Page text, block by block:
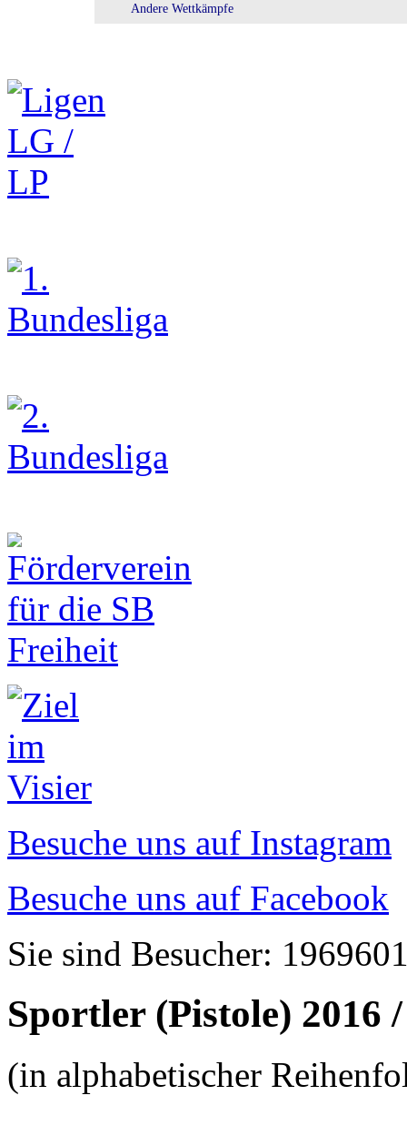
Andere Wettkämpfe
Besuche uns auf Instagram
Besuche uns auf Facebook
Sie sind Besucher:
Sportler (Pistole) 2016
(in alphabetischer